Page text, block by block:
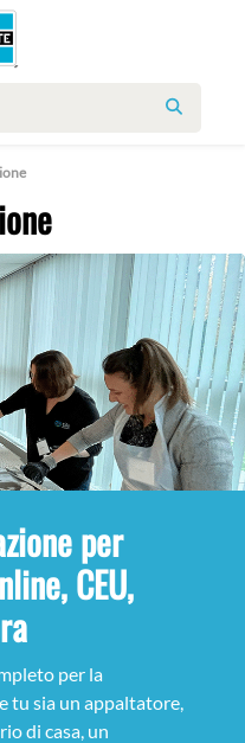
SEARCH
per
CEU,
per la
tu sia un appaltatore,
di casa, un